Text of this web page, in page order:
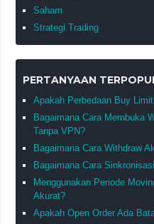
Saham
Strategi Trading
PERTANYAAN
Apakah Perbedaan Buy
Bagaimana Cara Membuka
Tanpa VPN?
Bagaimana Cara Withdraw
Bagaimana Cara
Menggunakan Periode
Akurat?
Apakah Open Order Ada